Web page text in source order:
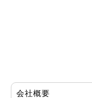
会社概要